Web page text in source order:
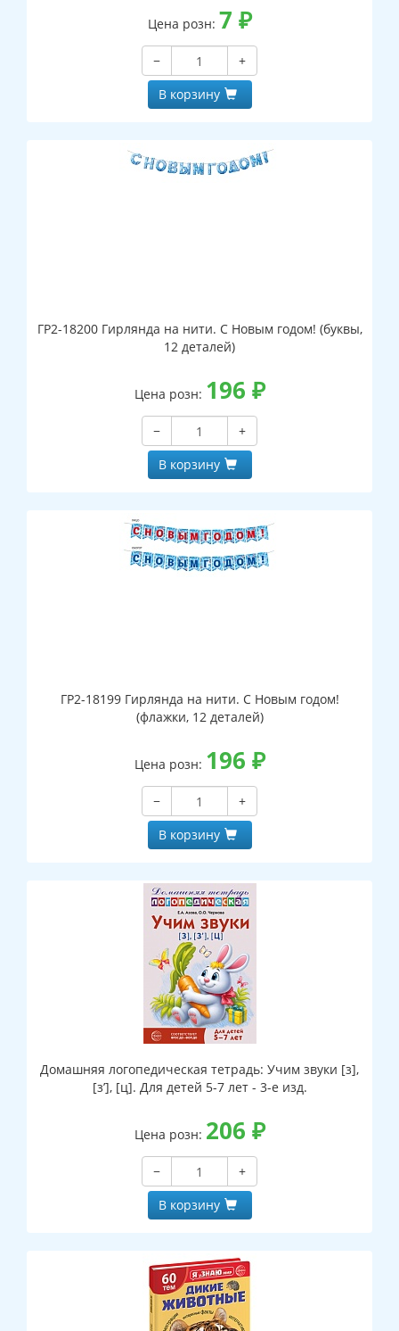
Цена розн: 7 ₽
−
+
В корзину
ГР2-18200 Гирлянда на нити. С Новым годом! (буквы,
12 деталей)
Цена розн: 196 ₽
−
+
В корзину
ГР2-18199 Гирлянда на нити. С Новым годом!
(флажки, 12 деталей)
Цена розн: 196 ₽
−
+
В корзину
Домашняя логопедическая тетрадь: Учим звуки [з],
[з’], [ц]. Для детей 5-7 лет - 3-е изд.
Цена розн: 206 ₽
−
+
В корзину